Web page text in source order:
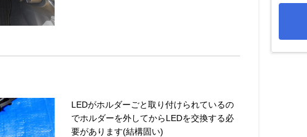
LEDがホルダーごと取り付けられているの
でホルダーを外してからLEDを交換する必
要があります(結構固い)